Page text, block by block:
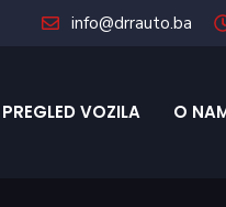
info@drrauto.ba
VOZILA O